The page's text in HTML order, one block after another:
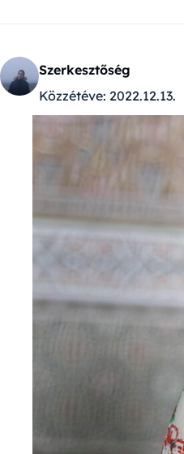
Szerkesztőség
Közzétéve: 2022.12.13.